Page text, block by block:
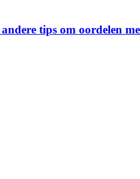
tips om oordelen